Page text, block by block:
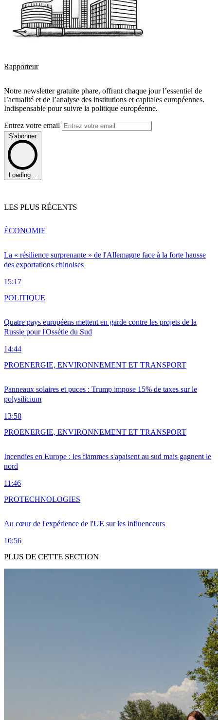
Rapporteur
Notre newsletter gratuite phare, offrant chaque jour l’essentiel de
l’actualité et de l’analyse des institutions et capitales européennes.
Indispensable pour suivre la politique européenne.
Entrez votre email
S'abonner
Loading...
LES PLUS RÉCENTS
La « résilience surprenante » de l'Allemagne face à la forte hausse
des exportations chinoises
15:17
ÉCONOMIE
Quatre pays européens mettent en garde contre les projets de la
Russie pour l'Ossétie du Sud
14:44
POLITIQUE
Panneaux solaires et puces : Trump impose 15% de taxes sur le
polysilicium
13:58
PROENERGIE, ENVIRONNEMENT ET TRANSPORT
Incendies en Europe : les flammes s'apaisent au sud mais gagnent le
nord
11:46
PROENERGIE, ENVIRONNEMENT ET TRANSPORT
Au cœur de l'expérience de l'UE sur les influenceurs
10:56
PROTECHNOLOGIES
PLUS DE CETTE SECTION